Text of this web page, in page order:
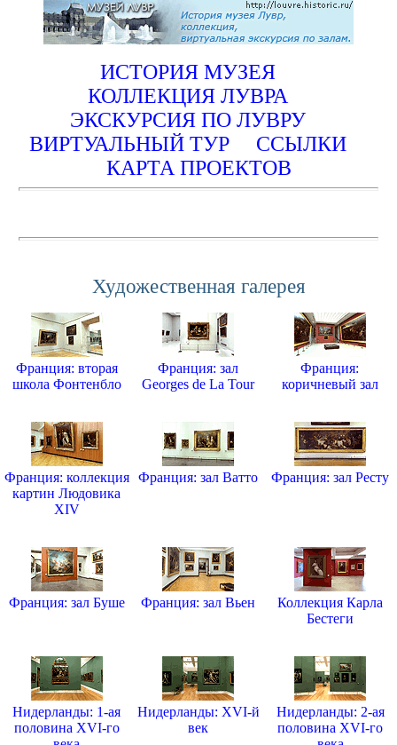
ИСТОРИЯ МУЗЕЯ
КОЛЛЕКЦИЯ ЛУВРА
ЭКСКУРСИЯ ПО ЛУВРУ
ВИРТУАЛЬНЫЙ ТУР
ССЫЛКИ
КАРТА ПРОЕКТОВ
Художественная галерея
Франция: вторая
школа Фонтенбло
Франция: зал
Georges de La Tour
Франция:
коричневый зал
Франция: коллекция
картин Людовика
XIV
Франция: зал Ватто Франция: зал Ресту
Франция: зал Буше Франция: зал Вьен
Коллекция Карла
Бестеги
Нидерланды: 1-ая
половина XVI-го
Нидерланды: XVI-й
век
Нидерланды: 2-ая
половина XVI-го